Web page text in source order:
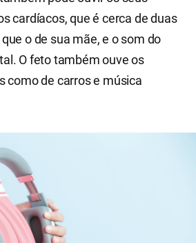
cardíacos, que é cerca de duas
o de sua mãe, e o som do
O feto também ouve os
como de carros e música